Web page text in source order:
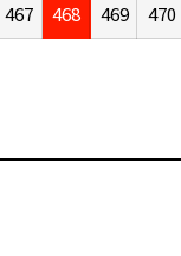
467 468 469 470